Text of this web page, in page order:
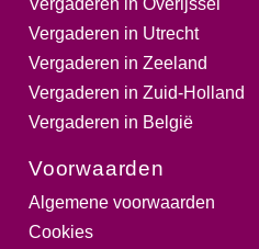
Vergaderen in Overijssel
Vergaderen in Utrecht
Vergaderen in Zeeland
Vergaderen in Zuid-Holland
Vergaderen in België
Voorwaarden
Algemene voorwaarden
Cookies